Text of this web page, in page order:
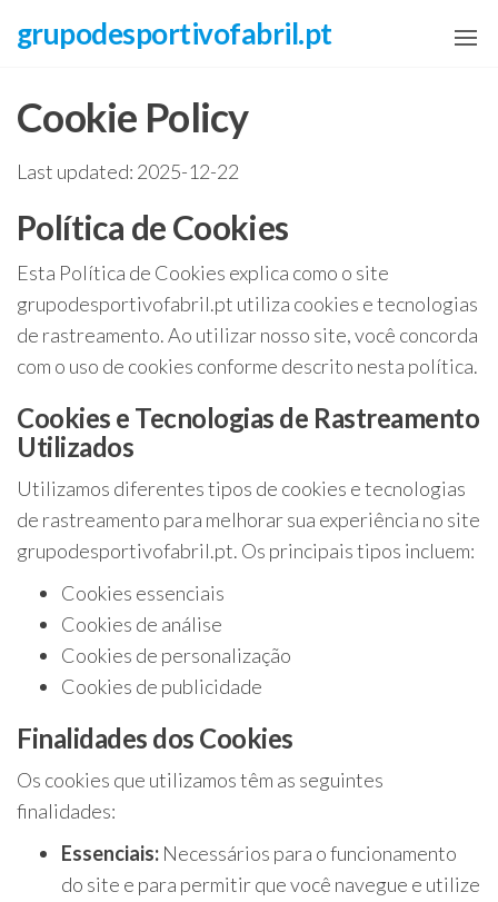
content
grupodesportivofabril.pt
Cookie Policy
Last updated: 2025-12-22
Política de Cookies
Esta Política de Cookies explica como o site
grupodesportivofabril.pt utiliza cookies e tecnologias
de rastreamento. Ao utilizar nosso site, você concorda
com o uso de cookies conforme descrito nesta política.
Cookies e Tecnologias de Rastreamento
Utilizados
Utilizamos diferentes tipos de cookies e tecnologias
de rastreamento para melhorar sua experiência no site
grupodesportivofabril.pt. Os principais tipos incluem:
Cookies essenciais
Cookies de análise
Cookies de personalização
Cookies de publicidade
Finalidades dos Cookies
Os cookies que utilizamos têm as seguintes
finalidades:
Essenciais: Necessários para o funcionamento
do site e para permitir que você navegue e utilize